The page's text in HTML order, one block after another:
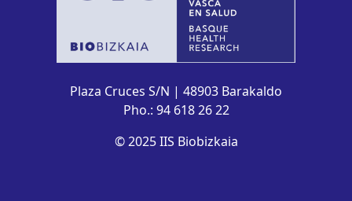
Plaza Cruces S/N | 48903 Barakaldo
Pho.: 94 618 26 22
© 2025 IIS Biobizkaia